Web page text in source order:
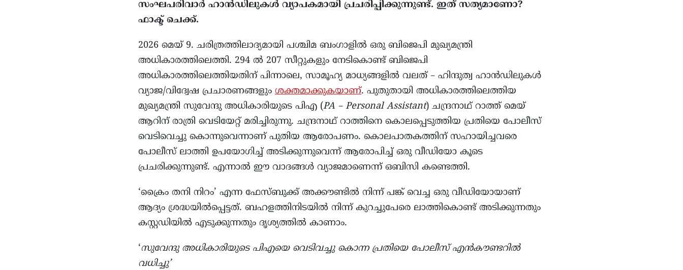
സംഘപരിവാർ ഹാൻഡിലുകൾ വ്യാപകമായി പ്രചരിപ്പിക്കുന്നുണ്ട്. ഇത് സത്യമാണോ?
ഫാക്ട് ചെക്ക്.
2026 മെയ് 9. ചരിത്രത്തിലാദ്യമായി പശ്ചിമ ബംഗാളിൽ ഒരു ബിജെപി മുഖ്യമന്ത്രി
അധികാരത്തിലെത്തി. 294 ൽ 207 സീറ്റുകളും നേടികൊണ്ട് ബിജെപി
അധികാരത്തിലെത്തിയതിന് പിന്നാലെ, സാമൂഹ്യ മാധ്യങ്ങളിൽ വലത് – ഹിന്ദുത്വ ഹാൻഡിലുകൾ
വ്യാജ/വിദ്വേഷ പ്രചാരണങ്ങളും ശക്തമാക്കുകയാണ്. പുതുതായി അധികാരത്തിലെത്തിയ
മുഖ്യമന്ത്രി സുവേന്ദു അധികാരിയുടെ പിഎ (PA – Personal Assistant) ചന്ദ്രനാഥ് റാത്ത് മെയ്
ആറിന് രാത്രി വെടിയേറ്റ് മരിച്ചിരുന്നു. ചന്ദ്രനാഥ് റാത്തിനെ കൊലപ്പെടുത്തിയ പ്രതിയെ പോലീസ്
വെടിവെച്ചു കൊന്നുവെന്നാണ് പുതിയ ആരോപണം. കൊലപാതകത്തിന് സഹായിച്ചവരെ
പോലീസ് ലാത്തി ഉപയോഗിച്ച് അടിക്കുന്നുവെന്ന് ആരോപിച്ച് ഒരു വീഡിയോ കൂടെ
പ്രചരിക്കുന്നുണ്ട്. എന്നാൽ ഈ വാദങ്ങൾ വ്യാജമാണെന്ന് ഒബിസി കണ്ടെത്തി.
‘ക്രൈം തനി നിറം’ എന്ന ഫേസ്ബുക്ക് അക്കൗണ്ടിൽ നിന്ന് പങ്ക് വെച്ച ഒരു വീഡിയോയാണ്
ആദ്യം ശ്രദ്ധയിൽപ്പെട്ടത്. ബഹളത്തിനിടയില്‍ നിന്ന് കുറച്ചുപേരെ ലാത്തികൊണ്ട് അടിക്കുന്നതും
കസ്റ്റഡിയില്‍ എടുക്കുന്നതും ദൃശ്യത്തില്‍ കാണാം.
‘സുവേന്ദു അധികാരിയുടെ പിഎയെ വെടിവച്ചു കൊന്ന പ്രതിയെ പോലീസ് എൻകൗണ്ടറിൽ
വധിച്ചു’